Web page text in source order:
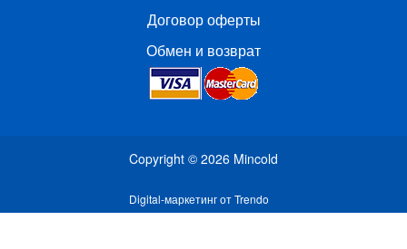
Договор оферты
Обмен и возврат
Copyright © 2026 Mincold
Digital-маркетинг от Trendo